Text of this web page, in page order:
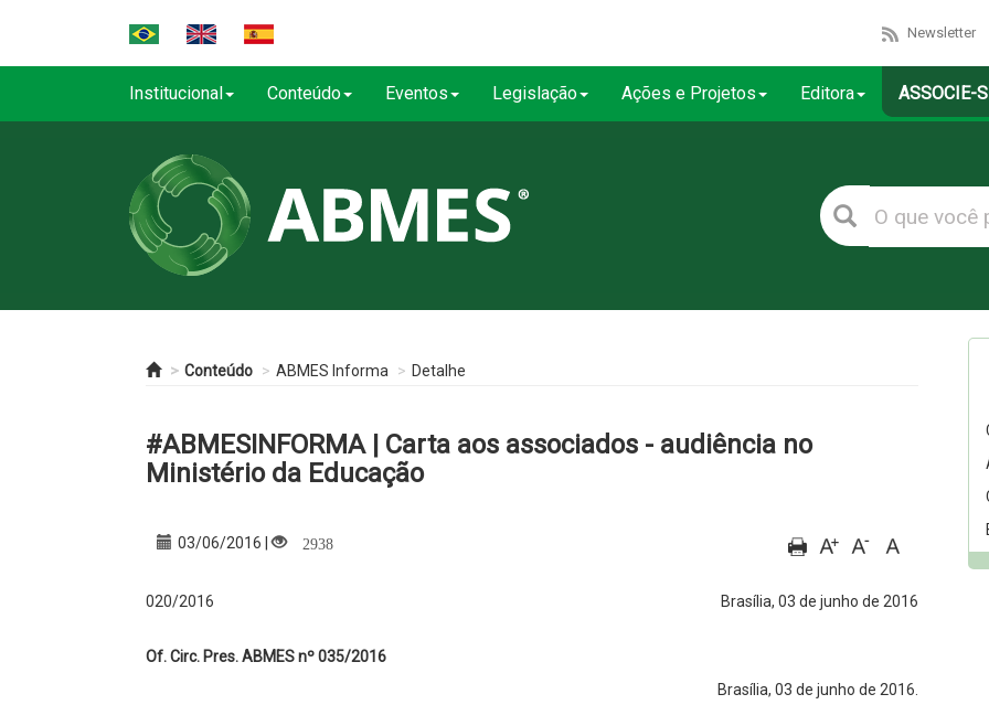
Newsletter
Institucional Conteúdo Eventos Legislação Ações e Projetos Editora ASSOCIE-
Conteúdo ABMES Informa Detalhe
#ABMESINFORMA | Carta aos associados - audiência no
Ministério da Educação
03/06/2016 | 2938
020/2016 Brasília, 03 de junho de 2016
Of. Circ. Pres. ABMES nº 035/2016
Brasília, 03 de junho de 2016.